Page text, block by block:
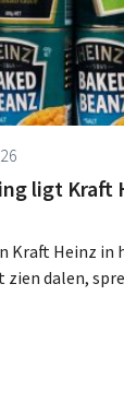
ligt Kraft
Kraft Heinz in
dalen,